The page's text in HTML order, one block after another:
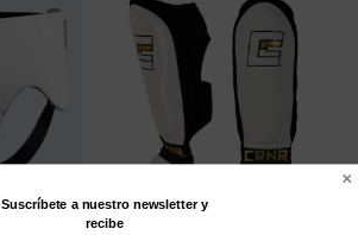
Suscríbete a nuestro newslettery
recibe